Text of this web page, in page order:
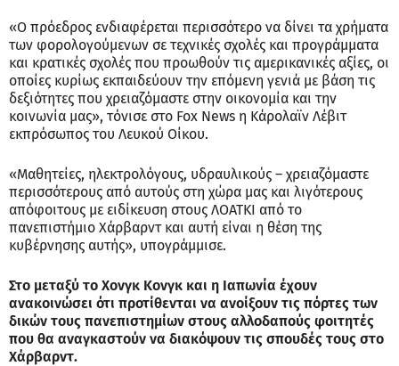
«Ο πρόεδρος ενδιαφέρεται περισσότερο να δίνει τα χρήματα
των φορολογούμενων σε τεχνικές σχολές και προγράμματα
και κρατικές σχολές που προωθούν τις αμερικανικές αξίες, οι
οποίες κυρίως εκπαιδεύουν την επόμενη γενιά με βάση τις
δεξιότητες που χρειαζόμαστε στην οικονομία και την
κοινωνία μας», τόνισε στο Fox News η Κάρολαϊν Λέβιτ
εκπρόσωπος του Λευκού Οίκου.
«Μαθητείες, ηλεκτρολόγους, υδραυλικούς – χρειαζόμαστε
περισσότερους από αυτούς στη χώρα μας και λιγότερους
απόφοιτους με ειδίκευση στους ΛΟΑΤΚΙ από το
πανεπιστήμιο Χάρβαρντ και αυτή είναι η θέση της
κυβέρνησης αυτής», υπογράμμισε.
Στο μεταξύ το Χονγκ Κονγκ και η Ιαπωνία έχουν
ανακοινώσει ότι προτίθενται να ανοίξουν τις πόρτες των
δικών τους πανεπιστημίων στους αλλοδαπούς φοιτητές
που θα αναγκαστούν να διακόψουν τις σπουδές τους στο
Χάρβαρντ.